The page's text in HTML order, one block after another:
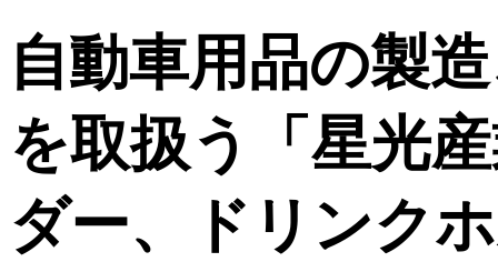
自動車用品の製
を取扱う「星光
ダー、ドリンク